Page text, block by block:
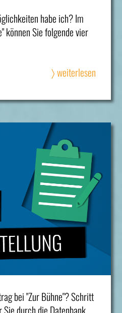
habe ich? Im
können Sie folgende vier
〉 weiterlesen
bei "Zur Bühne"? Schritt